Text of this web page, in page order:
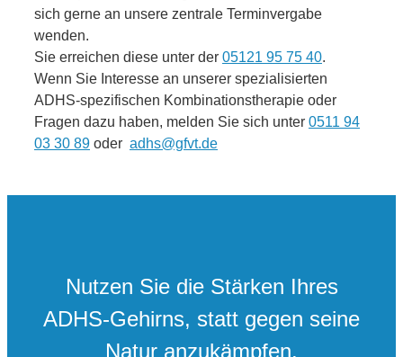
sich gerne an unsere zentrale Terminvergabe
wenden.
Sie erreichen diese unter der 05121 95 75 40.
Wenn Sie Interesse an unserer spezialisierten
ADHS-spezifischen Kombinationstherapie oder
Fragen dazu haben, melden Sie sich unter 0511 94
03 30 89oder adhs@gfvt.de
Nutzen Sie die Stärken Ihres
ADHS-Gehirns, statt gegen seine
Natur anzukämpfen.